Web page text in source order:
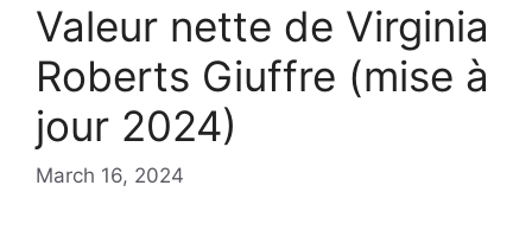
Valeur nette de Virginia
Roberts Giuffre (mise à
jour 2024)
March 16, 2024